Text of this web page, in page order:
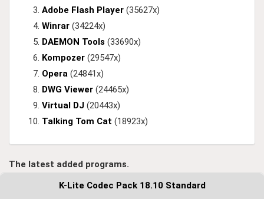
Adobe Flash Player (35627x)
Winrar (34224x)
DAEMON Tools (33690x)
Kompozer (29547x)
Opera (24841x)
DWG Viewer (24465x)
Virtual DJ (20443x)
Talking Tom Cat (18923x)
The latest added programs.
K-Lite Codec Pack 18.10 Standard